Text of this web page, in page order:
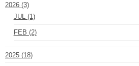
2026 (3)
JUL (1)
FEB (2)
2025 (18)